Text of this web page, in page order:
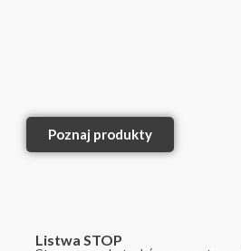
Poznaj produkty
Listwa STOP